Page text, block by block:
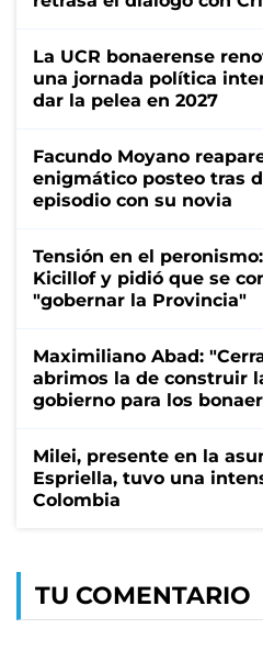
La UCR bonaerense
una jornada política
dar la pelea en 2027
Facundo Moyano
enigmático posteo tras
episodio con su novia
Tensión en el
Kicillof y pidió que se
"gobernar la Provincia"
Maximiliano Abad:
abrimos la de construir
gobierno para los
Milei, presente en la
Espriella, tuvo una
Colombia
TU COMENTARIO